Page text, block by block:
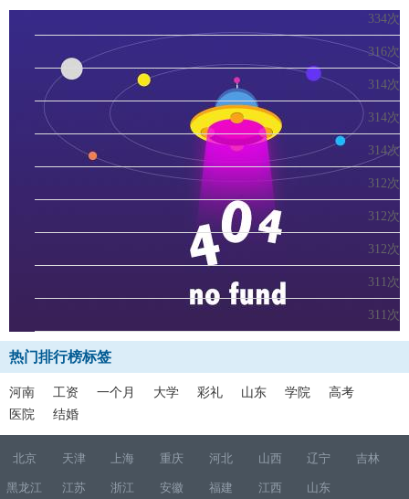
334次
316次
314次
314次
314次
312次
312次
312次
311次
311次
热门排行榜标签
河南 工资 一个月 大学 彩礼 山东 学院
高考
医院
结婚
北京 天津 上海 重庆 河北 山西 辽宁 吉林
黑龙江 江苏 浙江 安徽 福建 江西 山东